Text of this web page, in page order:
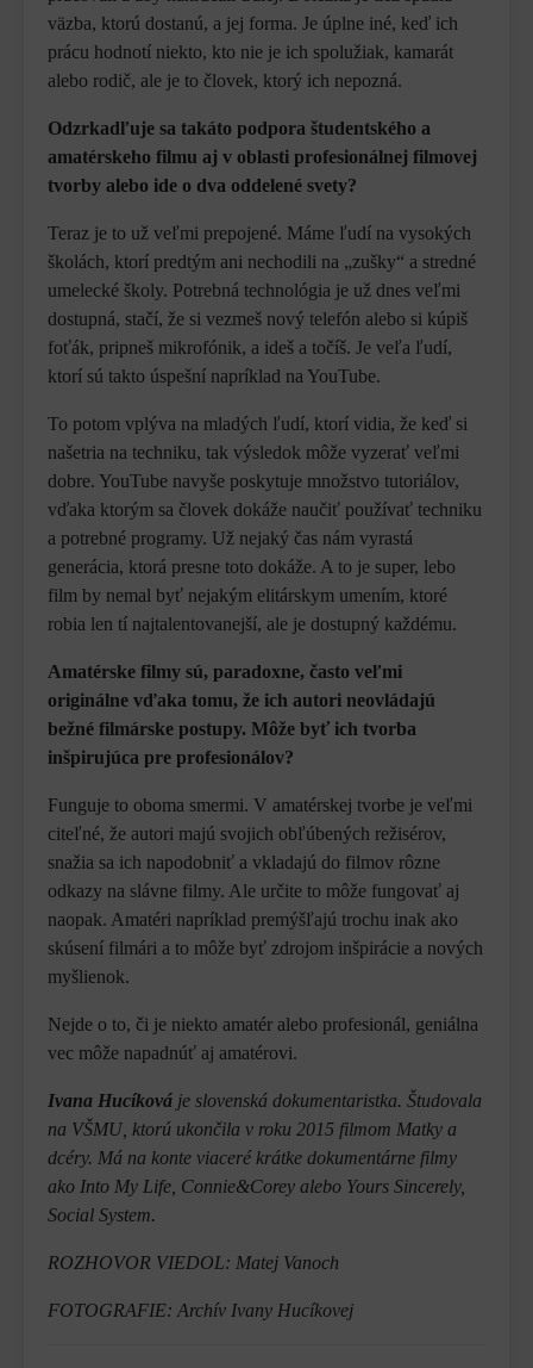
väzba, ktorú dostanú, a jej forma. Je úplne iné, keď ich
prácu hodnotí niekto, kto nie je ich spolužiak, kamarát
alebo rodič, ale je to človek, ktorý ich nepozná.
Odzrkadľuje sa takáto podpora študentského a
amatérskeho filmu aj v oblasti profesionálnej filmovej
tvorby alebo ide o dva oddelené svety?
Teraz je to už veľmi prepojené. Máme ľudí na vysokých
školách, ktorí predtým ani nechodili na „zušky“ a stredné
umelecké školy. Potrebná technológia je už dnes veľmi
dostupná, stačí, že si vezmeš nový telefón alebo si kúpiš
foťák, pripneš mikrofónik, a ideš a točíš. Je veľa ľudí,
ktorí sú takto úspešní napríklad na YouTube.
To potom vplýva na mladých ľudí, ktorí vidia, že keď si
našetria na techniku, tak výsledok môže vyzerať veľmi
dobre. YouTube navyše poskytuje množstvo tutoriálov,
vďaka ktorým sa človek dokáže naučiť používať techniku
a potrebné programy. Už nejaký čas nám vyrastá
generácia, ktorá presne toto dokáže. A to je super, lebo
film by nemal byť nejakým elitárskym umením, ktoré
robia len tí najtalentovanejší, ale je dostupný každému.
Amatérske filmy sú, paradoxne, často veľmi
originálne vďaka tomu, že ich autori neovládajú
bežné filmárske postupy. Môže byť ich tvorba
inšpirujúca pre profesionálov?
Funguje to oboma smermi. V amatérskej tvorbe je veľmi
citeľné, že autori majú svojich obľúbených režisérov,
snažia sa ich napodobniť a vkladajú do filmov rôzne
odkazy na slávne filmy. Ale určite to môže fungovať aj
naopak. Amatéri napríklad premýšľajú trochu inak ako
skúsení filmári a to môže byť zdrojom inšpirácie a nových
myšlienok.
Nejde o to, či je niekto amatér alebo profesionál, geniálna
vec môže napadnúť aj amatérovi.
Ivana Hucíková je slovenská dokumentaristka. Študovala
na VŠMU, ktorú ukončila v roku 2015 filmom Matky a
dcéry. Má na konte viaceré krátke dokumentárne filmy
ako Into My Life, Connie&Corey alebo Yours Sincerely,
Social System.
ROZHOVOR VIEDOL: Matej Vanoch
FOTOGRAFIE: Archív Ivany Hucíkovej